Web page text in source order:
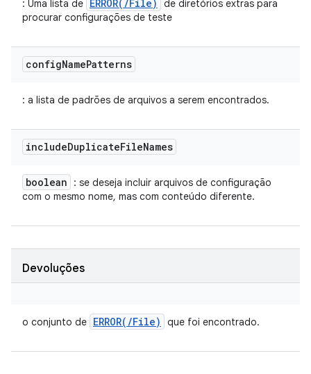
: Uma lista de ERROR(/File)
de diretórios extras para
procurar configurações de teste
configNamePatterns
: a lista de padrões de arquivos a serem encontrados.
includeDuplicateFileNames
boolean
: se deseja incluir arquivos de configuração
com o mesmo nome, mas com conteúdo diferente.
Devoluções
o conjunto de ERROR( /File) que foi encontrado.